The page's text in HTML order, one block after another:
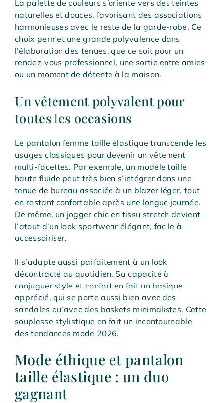
La palette de couleurs s’oriente vers des teintes
naturelles et douces, favorisant des associations
harmonieuses avec le reste de la garde-robe. Ce
choix permet une grande polyvalence dans
l’élaboration des tenues, que ce soit pour un
rendez-vous professionnel, une sortie entre amies
ou un moment de détente à la maison.
Un vêtement polyvalent pour
toutes les occasions
Le pantalon femme taille élastique transcende les
usages classiques pour devenir un vêtement
multi-facettes. Par exemple, un modèle taille
haute fluide peut très bien s’intégrer dans une
tenue de bureau associée à un blazer léger, tout
en restant confortable après une longue journée.
De même, un jogger chic en tissu stretch devient
l’atout d’un look sportwear élégant, facile à
accessoiriser.
Il s’adapte aussi parfaitement à un look
décontracté au quotidien. Sa capacité à
conjuguer style et confort en fait un basique
apprécié, qui se porte aussi bien avec des
sandales qu’avec des baskets minimalistes. Cette
souplesse stylistique en fait un incontournable
des tendances mode 2026.
Mode éthique et pantalon
taille élastique : un duo
gagnant